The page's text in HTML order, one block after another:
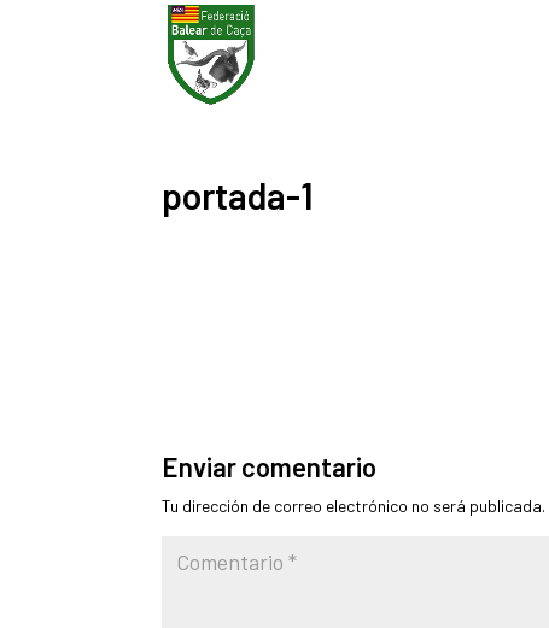
portada-1
Enviar comentario
Tu dirección de correo electrónico no será publicada.